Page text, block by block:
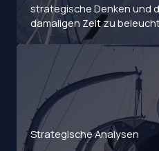
strategische Denken und
damaligen Zeit zu
Strategische Analysen